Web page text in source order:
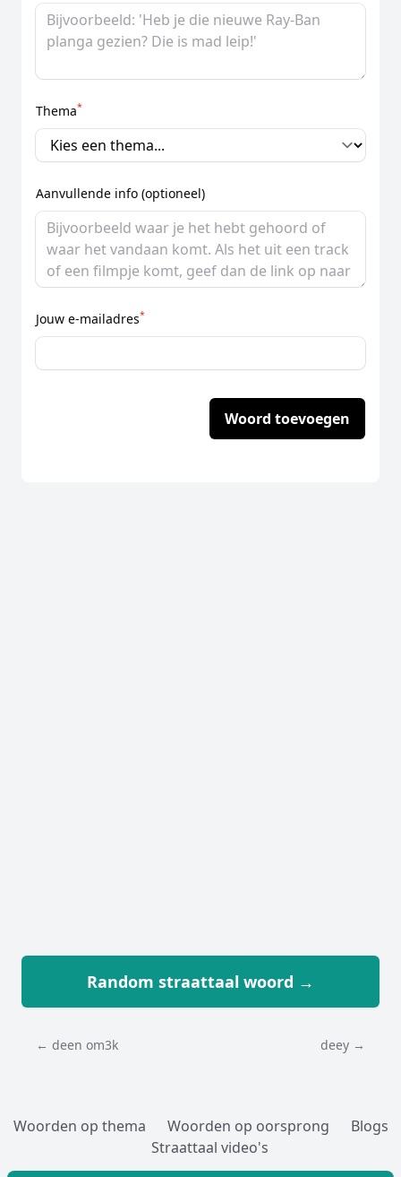
Thema*
Aanvullende info (optioneel)
Jouw e-mailadres*
Woord toevoegen
Random straattaal woord →
← deen om3k deey →
Woorden op thema Woorden op oorsprong
Blogs
Straattaal video's